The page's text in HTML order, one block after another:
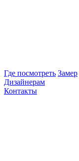
Где посмотреть Замер
Дизайнерам
Контакты